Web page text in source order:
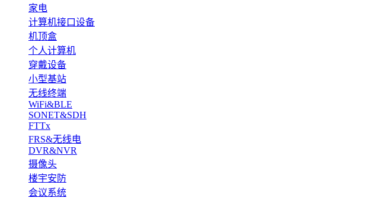
家电
计算机接口设备
机顶盒
个人计算机
穿戴设备
小型基站
无线终端
WiFi&BLE
SONET&SDH
FTTx
FRS&无线电
DVR&NVR
摄像头
楼宇安防
会议系统